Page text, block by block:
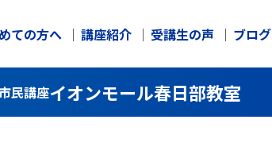
ての方へ 講座紹介 受講生の声 ブログ
民講座イオンモール春日部教室